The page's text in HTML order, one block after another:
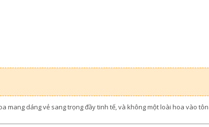
mang dáng vẻ sang trọng đầy tinh tế, và không một loài hoa vào